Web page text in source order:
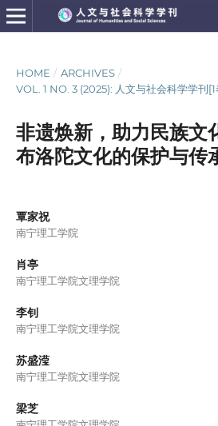
HOME / ARCHIVES /
VOL. 1 NO. 3 (2025): 人文与社会科学学刊[1
非遗焕新，助力民族
布洛陀文化的保护与传
覃家祝
南宁理工学院
肖亭
南宁理工学院文理学院
李钊
南宁理工学院文理学院
苏盛滢
南宁理工学院文理学院
梁芝